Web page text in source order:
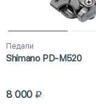
Педали
Shimano PD-M520
8 000